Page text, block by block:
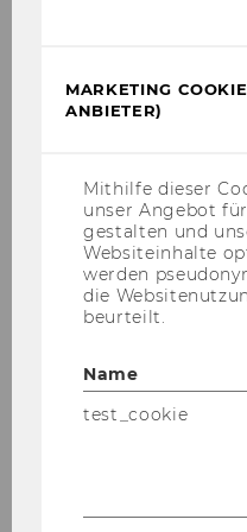
- selbständige
Möglichkeit zur
passenden
Ihr Profil:
- Abgeschlossenes
Sozial- und
Spezialisierung im
und/oder Steuern
Qualifikation
- Kenntnisse im
- ausgezeichnete
- Erfahrungen im
MARKETING
ANBIETER)
Mithilfe dieser
unser Angebot
gestalten und
Websiteinhalte
werden
die
beurteilt.
Name
test_cookie